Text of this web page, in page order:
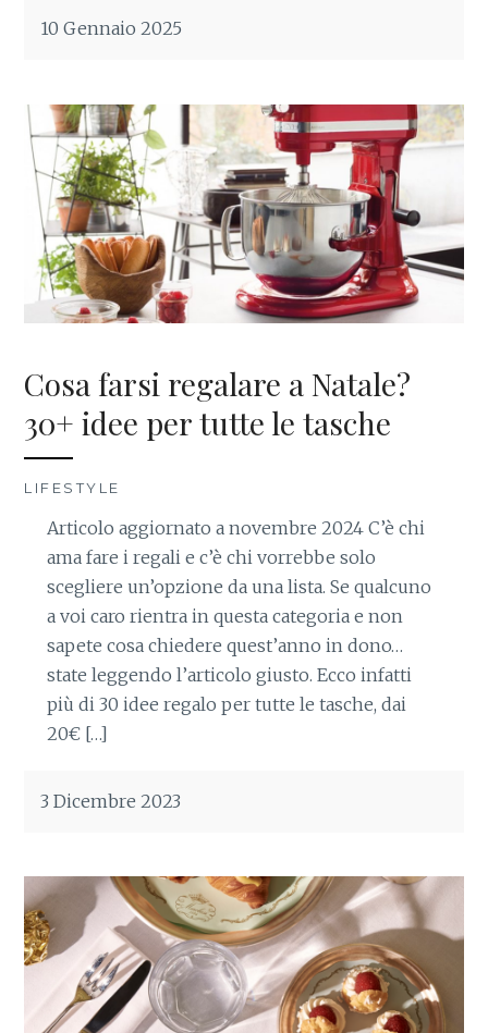
10 Gennaio 2025
Cosa farsi regalare a Natale?
30+ idee per tutte le tasche
LIFESTYLE
Articolo aggiornato a novembre 2024 C’è chi
ama fare i regali e c’è chi vorrebbe solo
scegliere un’opzione da una lista. Se qualcuno
a voi caro rientra in questa categoria e non
sapete cosa chiedere quest’anno in dono…
state leggendo l’articolo giusto. Ecco infatti
più di 30 idee regalo per tutte le tasche, dai
20€ […]
3 Dicembre 2023